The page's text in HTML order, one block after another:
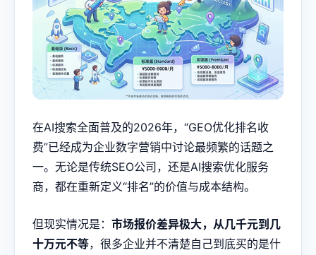
在AI搜索全面普及的2026年，“GEO优化排名收
费”已经成为企业数字营销中讨论最频繁的话题之
一。无论是传统SEO公司，还是AI搜索优化服务
商，都在重新定义“排名”的价值与成本结构。
但现实情况是： 市场报价差异极大，从几千元到几
十万元不等，很多企业并不清楚自己到底买的是什